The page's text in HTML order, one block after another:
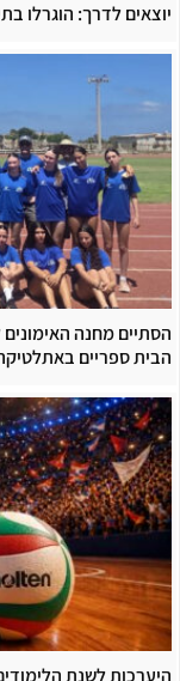
יוצאים לדרך: הוגרלו
הסתיים מחנה האימונים
הבית ספריים
היערכות לשנת